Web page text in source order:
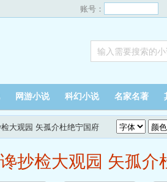
账号：
网游小说 科幻小说 名家名著
大观园 矢孤介杜绝宁国府
抄检大观园 矢孤介